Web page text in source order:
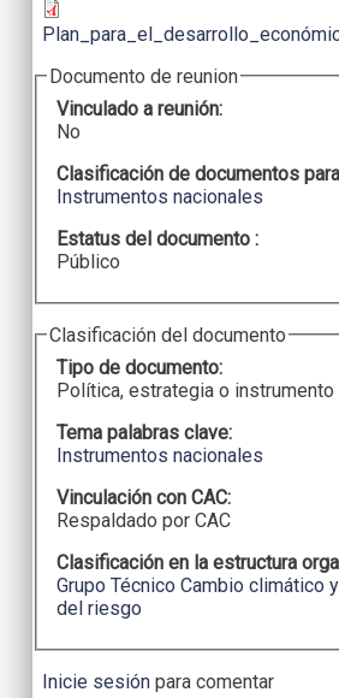
Documento de reunion
Vinculado a reunión:
No
Clasificación de documentos
Instrumentos nacionales
Estatus del documento :
Público
Clasificación del documento
Tipo de documento:
Política, estrategia o instrumento
Tema palabras clave:
Instrumentos nacionales
Vinculación con CAC:
Respaldado por CAC
Clasificación en la estructura
Grupo Técnico Cambio climático
del riesgo
Inicie sesiónpara comentar